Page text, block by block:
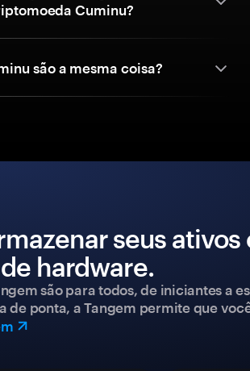
Cuminu?
são a mesma coisa?
seus
hardware.
são para todos, de iniciantes a
de ponta, a Tangem permite que